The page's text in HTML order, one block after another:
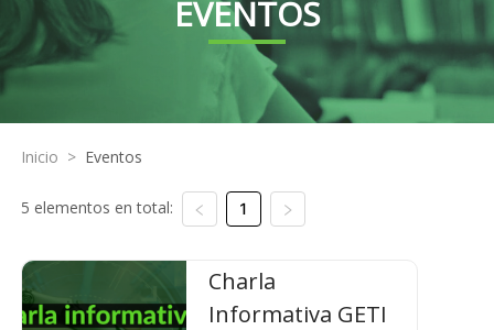
EVENTOS
Inicio > Eventos
5 elementos en total: 1
Charla
Informativa GETI